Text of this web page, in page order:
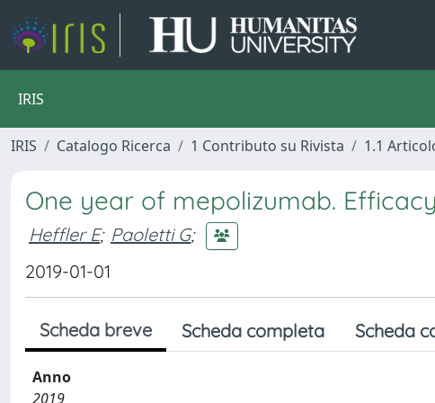
IRIS
IRIS Catalogo Ricerca 1 Contributo su Rivista 1.1
One year of mepolizumab.
Heffler E; Paoletti G;
2019-01-01
Scheda breve Scheda completa Scheda
Anno
2019